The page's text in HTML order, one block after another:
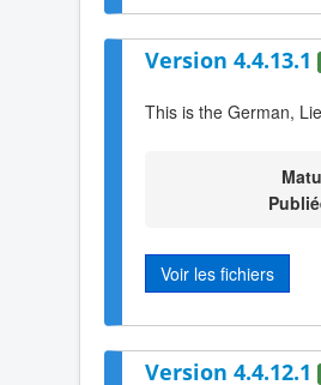
Version 4.4.13.1
This is the German,
Voir les fichiers
Version 4.4.12.1